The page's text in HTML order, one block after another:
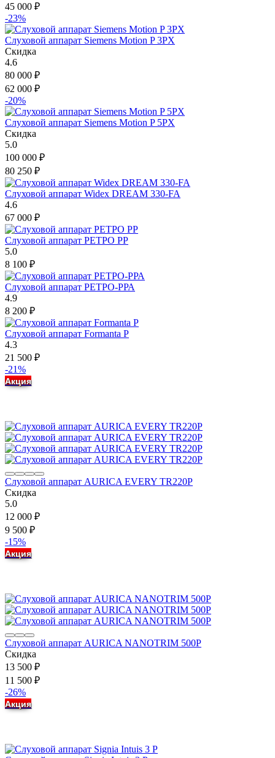
45 000 ₽
-23%
Слуховой аппарат Siemens Motion P 3PX
Скидка
4.6
80 000 ₽
62 000 ₽
-20%
Слуховой аппарат Siemens Motion P 5PX
Скидка
5.0
100 000 ₽
80 250 ₽
Слуховой аппарат Widex DREAM 330-FA
4.6
67 000 ₽
Слуховой аппарат РЕТРО РР
5.0
8 100 ₽
Слуховой аппарат РЕТРО-РРА
4.9
8 200 ₽
Слуховой аппарат Formanta P
4.3
21 500 ₽
-21%
Акция
Слуховой аппарат AURICA EVERY TR220P
Скидка
5.0
12 000 ₽
9 500 ₽
-15%
Акция
Слуховой аппарат AURICA NANOTRIM 500P
Скидка
13 500 ₽
11 500 ₽
-26%
Акция